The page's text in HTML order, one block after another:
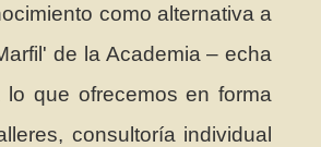
como alternativa a
de la Academia – echa
lo que ofrecemos en forma
consultoría individual